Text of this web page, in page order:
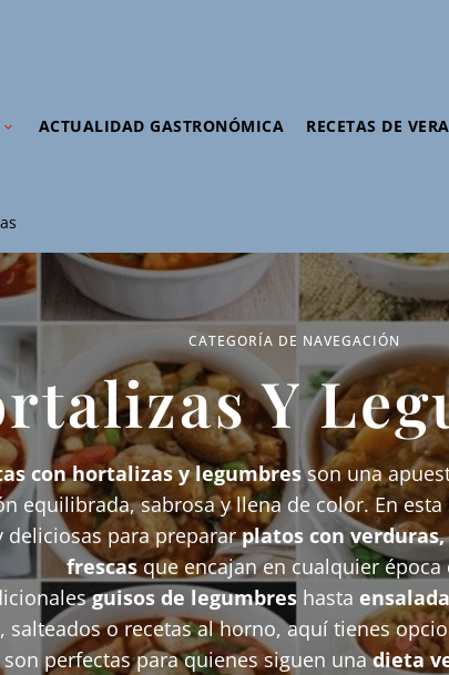
ACTUALIDAD GASTRONÓMICA RECETAS DE
CATEGORÍA DE NAVEGACIÓN
Y
con hortalizas y legumbresson una
equilibrada, sabrosa y llena de color. En
deliciosas para prepararplatos con
frescasque encajan en cualquier época
guisos de legumbreshasta
salteados o recetas al horno, aquí tienes
son perfectas para quienes siguen unadieta